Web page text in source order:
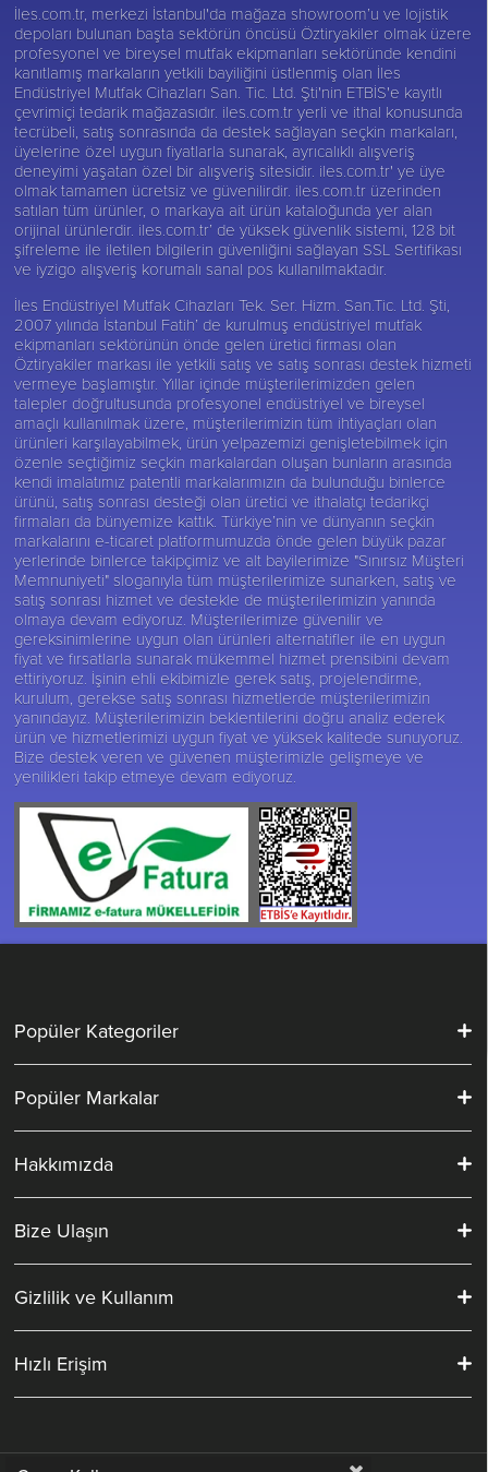
İles.com.tr, merkezi İstanbul'da mağaza showroom’u ve lojistik
depoları bulunan başta sektörün öncüsü Öztiryakiler olmak üzere
profesyonel ve bireysel mutfak ekipmanları sektöründe kendini
kanıtlamış markaların yetkili bayiliğini üstlenmiş olan İles
Endüstriyel Mutfak Cihazları San. Tic. Ltd. Şti'nin ETBİS'e kayıtlı
çevrimiçi tedarik mağazasıdır. iles.com.tr yerli ve ithal konusunda
tecrübeli, satış sonrasında da destek sağlayan seçkin markaları,
üyelerine özel uygun fiyatlarla sunarak, ayrıcalıklı alışveriş
deneyimi yaşatan özel bir alışveriş sitesidir. iles.com.tr' ye üye
olmak tamamen ücretsiz ve güvenilirdir. iles.com.tr üzerinden
satılan tüm ürünler, o markaya ait ürün kataloğunda yer alan
orijinal ürünlerdir. iles.com.tr’ de yüksek güvenlik sistemi, 128 bit
şifreleme ile iletilen bilgilerin güvenliğini sağlayan SSL Sertifikası
ve iyzigo alışveriş korumalı sanal pos kullanılmaktadır.
İles Endüstriyel Mutfak Cihazları Tek. Ser. Hizm. San.Tic. Ltd. Şti,
2007 yılında İstanbul Fatih’ de kurulmuş endüstriyel mutfak
ekipmanları sektörünün önde gelen üretici firması olan
Öztiryakiler markası ile yetkili satış ve satış sonrası destek hizmeti
vermeye başlamıştır. Yıllar içinde müşterilerimizden gelen
talepler doğrultusunda profesyonel endüstriyel ve bireysel
amaçlı kullanılmak üzere, müşterilerimizin tüm ihtiyaçları olan
ürünleri karşılayabilmek, ürün yelpazemizi genişletebilmek için
özenle seçtiğimiz seçkin markalardan oluşan bunların arasında
kendi imalatımız patentli markalarımızın da bulunduğu binlerce
ürünü, satış sonrası desteği olan üretici ve ithalatçı tedarikçi
firmaları da bünyemize kattık. Türkiye’nin ve dünyanın seçkin
markalarını e-ticaret platformumuzda önde gelen büyük pazar
yerlerinde binlerce takipçimiz ve alt bayilerimize "Sınırsız Müşteri
Memnuniyeti" sloganıyla tüm müşterilerimize sunarken, satış ve
satış sonrası hizmet ve destekle de müşterilerimizin yanında
olmaya devam ediyoruz. Müşterilerimize güvenilir ve
gereksinimlerine uygun olan ürünleri alternatifler ile en uygun
fiyat ve fırsatlarla sunarak mükemmel hizmet prensibini devam
ettiriyoruz. İşinin ehli ekibimizle gerek satış, projelendirme,
kurulum, gerekse satış sonrası hizmetlerde müşterilerimizin
yanındayız. Müşterilerimizin beklentilerini doğru analiz ederek
ürün ve hizmetlerimizi uygun fiyat ve yüksek kalitede sunuyoruz.
Bize destek veren ve güvenen müşterimizle gelişmeye ve
yenilikleri takip etmeye devam ediyoruz.
Popüler Kategoriler
Popüler Markalar
Hakkımızda
Bize Ulaşın
Gizlilik ve Kullanım
Hızlı Erişim